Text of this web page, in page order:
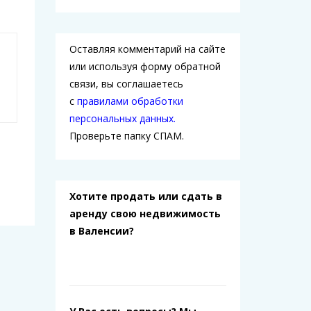
Оставляя комментарий на сайте
или используя форму обратной
связи, вы соглашаетесь
с правилами обработки
персональных данных.
Проверьте папку СПАМ.
Хотите продать или сдать в
аренду свою недвижимость
в Валенсии?